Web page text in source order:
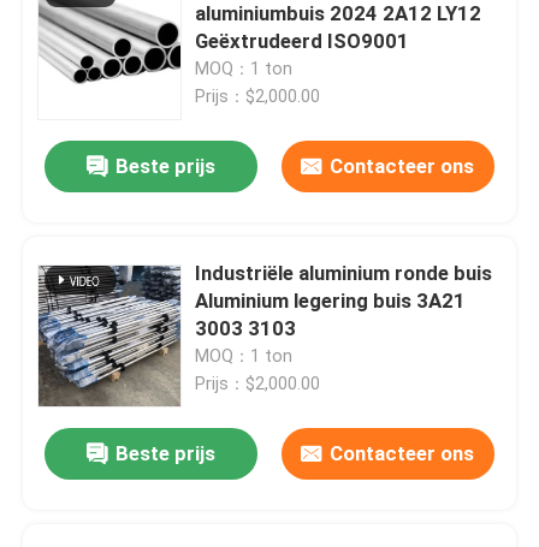
Producten
Videos
Over ons
aluminiumbuis 2024 2A12 LY12
Geëxtrudeerd ISO9001
MOQ：1 ton
Prijs：$2,000.00
Beste prijs Contacteer ons
Industriële aluminium ronde buis
Aluminium legering buis 3A21
3003 3103
MOQ：1 ton
Prijs：$2,000.00
Beste prijs Contacteer ons